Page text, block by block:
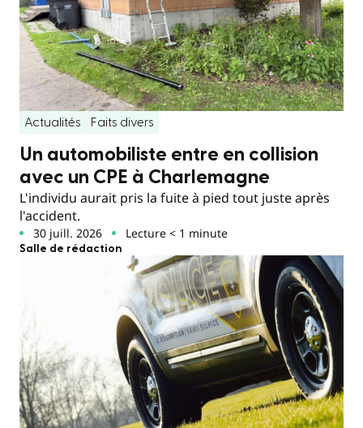
Actualités Faits divers
Un automobiliste entre en collision
avec un CPE à Charlemagne
L'individu aurait pris la fuite à pied tout juste après
l'accident.
30 juill. 2026 Lecture < 1 minute
Salle de rédaction